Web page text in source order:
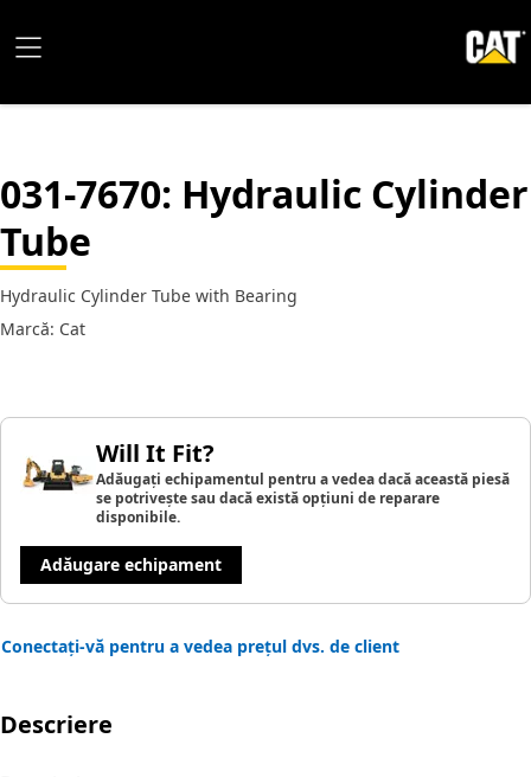
031-7670: Hydraulic Cylinder
Tube
Hydraulic Cylinder Tube with Bearing
Marcă: Cat
Will It Fit?
Adăugați echipamentul pentru a vedea dacă această piesă
se potrivește sau dacă există opțiuni de reparare
disponibile.
Adăugare echipament
Conectați-vă pentru a vedea prețul dvs. de client
Descriere